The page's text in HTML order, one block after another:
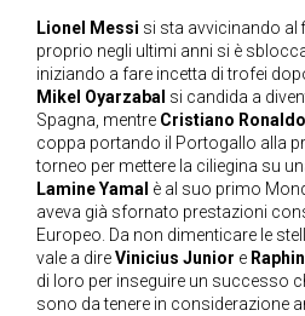
Lionel Messi si sta avvicinando al
proprio negli ultimi anni si è
iniziando a fare incetta di trofei
Mikel Oyarzabal si candida a
Spagna, mentre Cristiano Ronaldo
coppa portando il Portogallo alla
torneo per mettere la ciliegina su
Lamine Yamal è al suo primo
aveva già sfornato prestazioni
Europeo. Da non dimenticare le
vale a direVinicius Junior e
di loro per inseguire un successo
sono da tenere in considerazione